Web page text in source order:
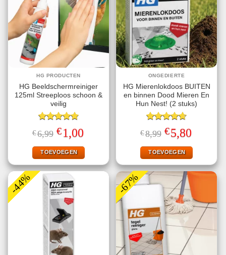
HG PRODUCTEN
HG Beeldschermreiniger
125ml Streeploos schoon &
veilig
Gewaardeerd
4.78uit 5
€6,99 Oorspronkelijke
prijs
was:
€6,99.
€1,00
is:
€1,00.
TOEVOEGEN
ONGEDIERTE
HG Mierenlokdoos BUITEN
en binnen Dood Mieren En
Hun Nest! (2 stuks)
Gewaardeerd
4.67uit 5
€8,99 Oorspronkelijke
prijs
was:
€8,99.
€5,80
is:
€5,80.
TOEVOEGEN
-44% -67%